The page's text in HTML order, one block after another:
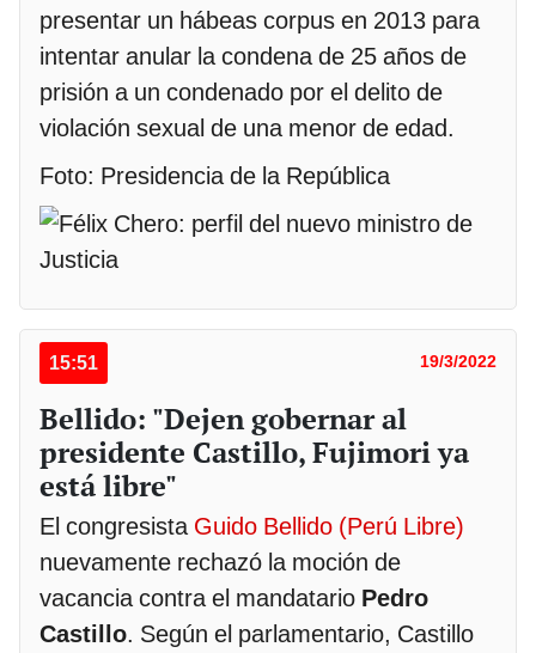
presentar un hábeas corpus en 2013 para
intentar anular la condena de 25 años de
prisión a un condenado por el delito de
violación sexual de una menor de edad.
Foto: Presidencia de la República
15:51 19/3/2022
Bellido: "Dejen gobernar al
presidente Castillo, Fujimori ya
está libre"
El congresista Guido Bellido (Perú Libre)
nuevamente rechazó la moción de
vacancia contra el mandatario Pedro
Castillo. Según el parlamentario, Castillo